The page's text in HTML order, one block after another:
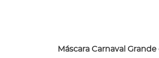
Máscara Carnaval